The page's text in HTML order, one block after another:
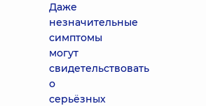
Даже
незначительные
симптомы
могут
свидетельствовать
о
серьёзных